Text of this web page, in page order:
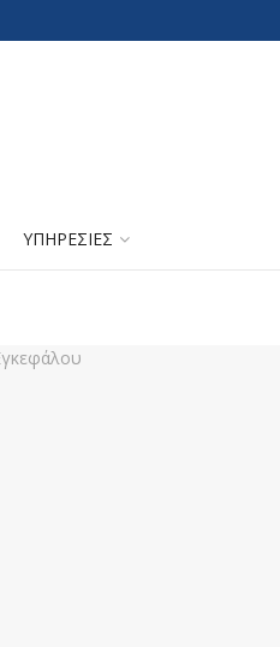
ΥΠΗΡΕΣΙΕΣ